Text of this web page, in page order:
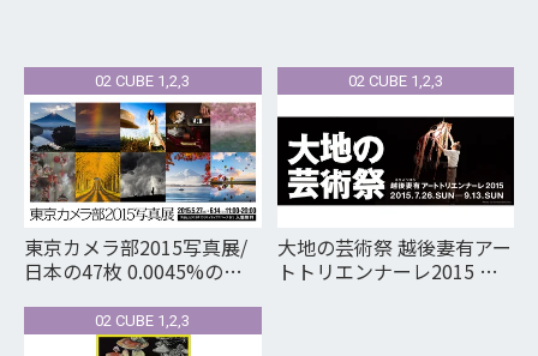
02 CUBE 1,2,3
東京カメラ部2015写真展/
日本の47枚 0.0045%の奇
Tokyo Camera Club Photo
Exhibition / 47 Photos of
02 CUBE 1,2,3
大地の芸術祭 越後妻有アー
トトリエンナーレ2015 開
02 CUBE 1,2,3